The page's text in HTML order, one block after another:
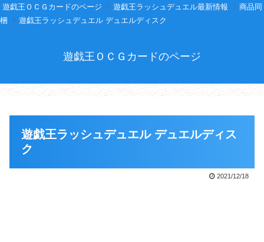
遊戯王ＯＣＧカードのページ 遊戯王ラッシュデュエル最新情報
商品同
梱
遊戯王ラッシュデュエル デュエルディスク
遊戯王ＯＣＧカードのページ
遊戯王ラッシュデュエル デュエルディス
ク
2021/12/18